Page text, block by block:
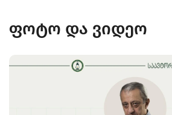
ფოტო და ვიდეო